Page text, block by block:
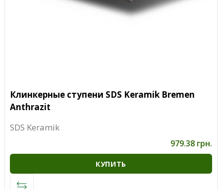
Клинкерные ступени SDS Keramik Bremen
Anthrazit
SDS Keramik
979.38 грн.
КУПИТЬ